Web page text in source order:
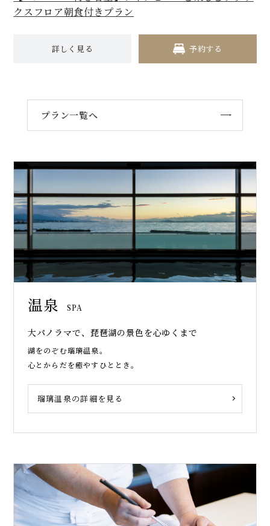
クスフロア朝食付きプラン
詳しく見る 予約する
プラン一覧へ
温泉 SPA
大パノラマで、琵琶湖の景色を心ゆくまで
湖をのぞむ瑠璃温泉。
心とからだを癒やすひととき。
瑠璃温泉の詳細を見る